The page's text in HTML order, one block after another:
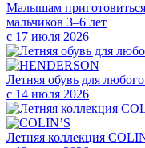
Малышам
мальчиков 3–6 лет
с 17 июля 2026
Летняя обувь для
с 14 июля 2026
Летняя коллекция